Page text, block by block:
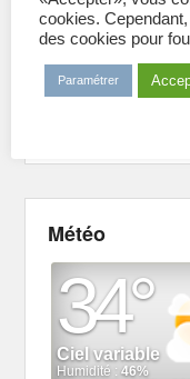
Adhérer à
Météo
cookies.
des cookies pour
Paramétrer